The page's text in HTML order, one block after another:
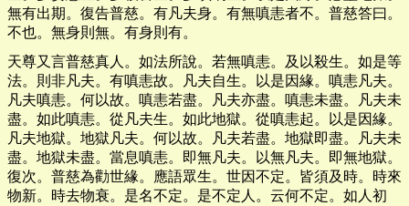
無有出期。復告普慈。有凡夫身。有無嗔恚者不。普慈答曰。
不也。無身則無。有身則有。
天尊又言普慈真人。如法所說。若無嗔恚。及以殺生。如是等
法。則非凡夫。有嗔恚故。凡夫自生。以是因緣。嗔恚凡夫。
凡夫嗔恚。何以故。嗔恚若盡。凡夫亦盡。嗔恚未盡。凡夫未
盡。如此嗔恚。從凡夫生。如此地獄。從嗔恚起。以是因緣。
凡夫地獄。地獄凡夫。何以故。凡夫若盡。地獄即盡。凡夫未
盡。地獄未盡。當息嗔恚。即無凡夫。以無凡夫。即無地獄。
復次。普慈為勸世緣。應語眾生。世因不定。皆須及時。時來
物新。時去物衰。是名不定。是不定人。云何不定。如人初